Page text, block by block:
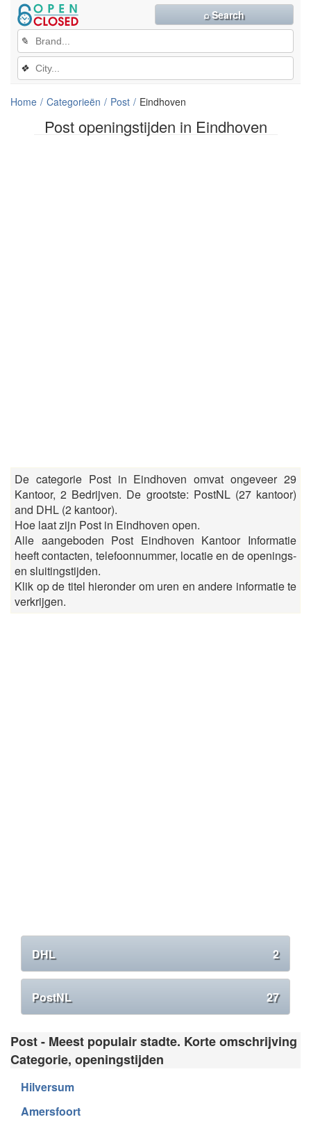
Post openingstijden in Eindhoven
✎
❖
⌕ Search
Home Categorieën Post Eindhoven
De categorie Post in Eindhoven omvat ongeveer 29
Kantoor, 2 Bedrijven. De grootste: PostNL (27 kantoor)
and DHL (2 kantoor).
Hoe laat zijn Post in Eindhoven open.
Alle aangeboden Post Eindhoven Kantoor Informatie
heeft contacten, telefoonnummer, locatie en de openings-
en sluitingstijden.
Klik op de titel hieronder om uren en andere informatie te
verkrijgen.
DHL 2
PostNL 27
Post - Meest populair stadte. Korte omschrijving
Categorie, openingstijden
Hilversum
Amersfoort